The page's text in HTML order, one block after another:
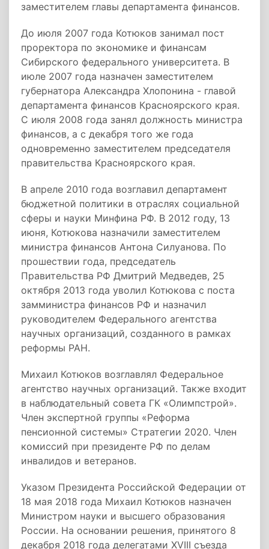
заместителем главы департамента финансов.
До июля 2007 года Котюков занимал пост
проректора по экономике и финансам
Сибирского федерального университета. В
июле 2007 года назначен заместителем
губернатора Александра Хлопонина - главой
департамента финансов Красноярского края.
С июля 2008 года занял должность министра
финансов, а с декабря того же года
одновременно заместителем председателя
правительства Красноярского края.
В апреле 2010 года возглавил департамент
бюджетной политики в отраслях социальной
сферы и науки Минфина РФ. В 2012 году, 13
июня, Котюкова назначили заместителем
министра финансов Антона Силуанова. По
прошествии года, председатель
Правительства РФ Дмитрий Медведев, 25
октября 2013 года уволил Котюкова с поста
замминистра финансов РФ и назначил
руководителем Федерального агентства
научных организаций, созданного в рамках
реформы РАН.
Михаил Котюков возглавлял Федеральное
агентство научных организаций. Также входит
в наблюдательный совета ГК «Олимпстрой».
Член экспертной группы «Реформа
пенсионной системы» Стратегии 2020. Член
комиссий при президенте РФ по делам
инвалидов и ветеранов.
Указом Президента Российской Федерации от
18 мая 2018 года Михаил Котюков назначен
Министром науки и высшего образования
России. На основании решения, принятого 8
декабря 2018 года делегатами XVIII съезда